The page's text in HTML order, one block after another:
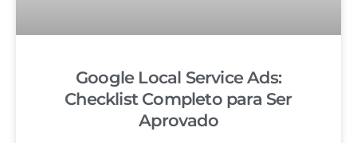
Google Local Service Ads:
Checklist Completo para Ser
Aprovado